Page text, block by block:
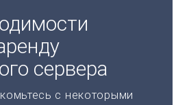
сервера
с некоторыми